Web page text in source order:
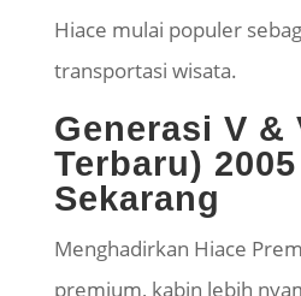
Hiace mulai populer
transportasi wisata.
Generasi V &
Terbaru)
Sekarang
Menghadirkan Hiace
premium, kabin lebih